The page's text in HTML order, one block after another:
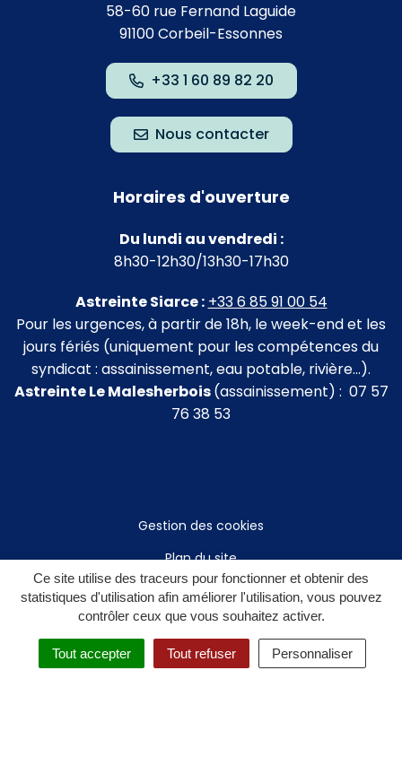
Ce site utilise des traceurs pour fonctionner et obtenir des
statistiques d'utilisation afin améliorer l'utilisation, vous pouvez
contrôler ceux que vous souhaitez activer.
Tout accepter Tout refuser Personnaliser
58-60 rue Fernand Laguide
91100 Corbeil-Essonnes
+33 1 60 89 82 20
Nous contacter
Horaires d'ouverture
Du lundi au vendredi :
8h30-12h30/13h30-17h30
Astreinte Siarce : +33 6 85 91 00 54
Pour les urgences, à partir de 18h, le week-end et les
jours fériés (uniquement pour les compétences du
syndicat : assainissement, eau potable, rivière…).
Astreinte Le Malesherbois(assainissement) : 07 57
76 38 53
Gestion des cookies
Plan du site
Mentions légales
Politique de confidentialité
Accessibilité : non conforme